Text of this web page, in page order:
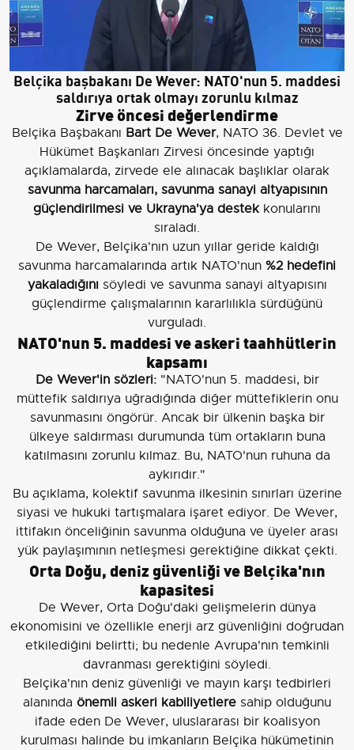
Belçika başbakanı De Wever: NATO'nun 5. maddesi
saldırıya ortak olmayı zorunlu kılmaz
Zirve öncesi değerlendirme
Belçika Başbakanı Bart De Wever, NATO 36. Devlet ve
Hükümet Başkanları Zirvesi öncesinde yaptığı
açıklamalarda, zirvede ele alınacak başlıklar olarak
savunma harcamaları, savunma sanayi altyapısının
güçlendirilmesi ve Ukrayna'ya destekkonularını
sıraladı.
De Wever, Belçika'nın uzun yıllar geride kaldığı
savunma harcamalarında artık NATO'nun %2 hedefini
yakaladığını söyledi ve savunma sanayi altyapısını
güçlendirme çalışmalarının kararlılıkla sürdüğünü
vurguladı.
NATO'nun 5. maddesi ve askeri taahhütlerin
kapsamı
De Wever'in sözleri:"NATO'nun 5. maddesi, bir
müttefik saldırıya uğradığında diğer müttefiklerin onu
savunmasını öngörür. Ancak bir ülkenin başka bir
ülkeye saldırması durumunda tüm ortakların buna
katılmasını zorunlu kılmaz. Bu, NATO'nun ruhuna da
aykırıdır."
Bu açıklama, kolektif savunma ilkesinin sınırları üzerine
siyasi ve hukuki tartışmalara işaret ediyor. De Wever,
ittifakın önceliğinin savunma olduğuna ve üyeler arası
yük paylaşımının netleşmesi gerektiğine dikkat çekti.
Orta Doğu, deniz güvenliği ve Belçika'nın
kapasitesi
De Wever, Orta Doğu'daki gelişmelerin dünya
ekonomisini ve özellikle enerji arz güvenliğini doğrudan
etkilediğini belirtti; bu nedenle Avrupa'nın temkinli
davranması gerektiğini söyledi.
Belçika'nın deniz güvenliği ve mayın karşı tedbirleri
alanında önemli askeri kabiliyetlere sahip olduğunu
ifade eden De Wever, uluslararası bir koalisyon
kurulması halinde bu imkanların Belçika hükümetinin